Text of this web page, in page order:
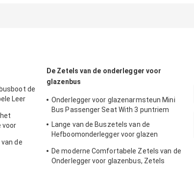
de
Leer
voor
van de
De Zetels van de onderlegger voor
glazenbus
Onderlegger voor glazenarmsteun Mini
Bus Passenger Seat With 3 puntriem
Lange van de Buszetels van de
Hefboomonderlegger voor glazen
Intrekbare Veiligheidsgordel
De moderne Comfortabele Zetels van de
Onderlegger voor glazenbus, Zetels